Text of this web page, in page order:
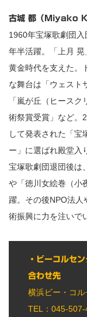
古城 都（Miyako
1960年宝塚歌劇団
年半活躍。「上月
黄金時代を支えた。
な舞台は「ウェスト
「嵐が丘（ヒース
術祭賞受賞」など。
して発表された「宝
ー」に選ばれ殿堂入
宝塚歌劇団退団後は
や「徳川女絵巻（小
躍。その後NPO法人
術振興に力を注いで
・ビーコルセ
合わせ先
横浜ビー・コ
TEL：045-